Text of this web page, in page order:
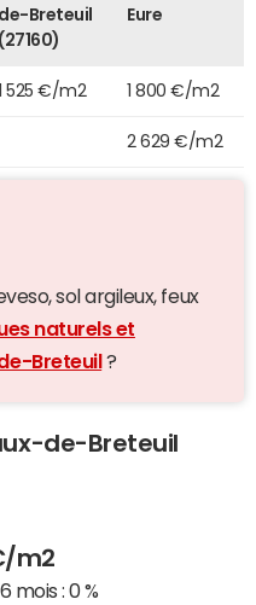
de-Breteuil
(27160)
Eure
1 525 €/m2 1 800 €/m2
2 629 €/m2
sol argileux, feux
naturels et
Breteuil ?
de-Breteuil
m2
mois :0 %